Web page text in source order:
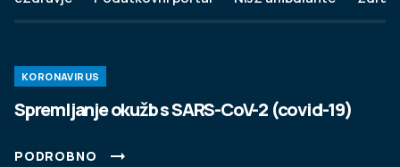
KORONAVIRUS
Spremljanje okužb s SARS-CoV-2 (covid-19)
PODROBNO